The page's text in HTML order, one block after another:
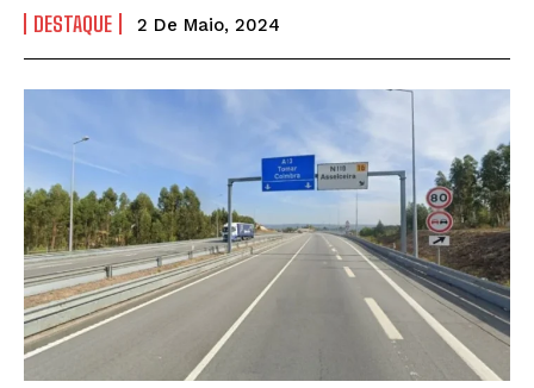
DESTAQUE 2 De Maio, 2024